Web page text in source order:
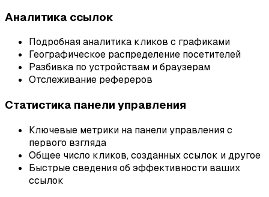
Аналитика ссылок
Подробная аналитика кликов с графиками
Географическое распределение посетителей
Разбивка по устройствам и браузерам
Отслеживание рефереров
Статистика панели управления
Ключевые метрики на панели управления с
первого взгляда
Общее число кликов, созданных ссылок и другое
Быстрые сведения об эффективности ваших
ссылок